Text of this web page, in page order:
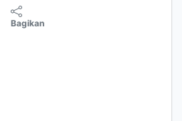
Bagikan